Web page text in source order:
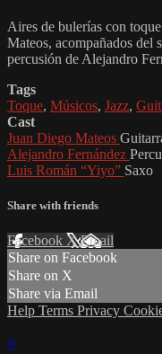
Aires de bulerías con
Mateos, acompañados
percusión de Alejandro
Tags
Toque, Músicos, Jazz,
Cast
Juan Diego Mateos
Alejandro Fernández
Luis Román “Yiyo” Saxo
Share with friends
Facebook XEmail
Share on Facebook
Share on X
Share via Email
Help Terms Privacy
×